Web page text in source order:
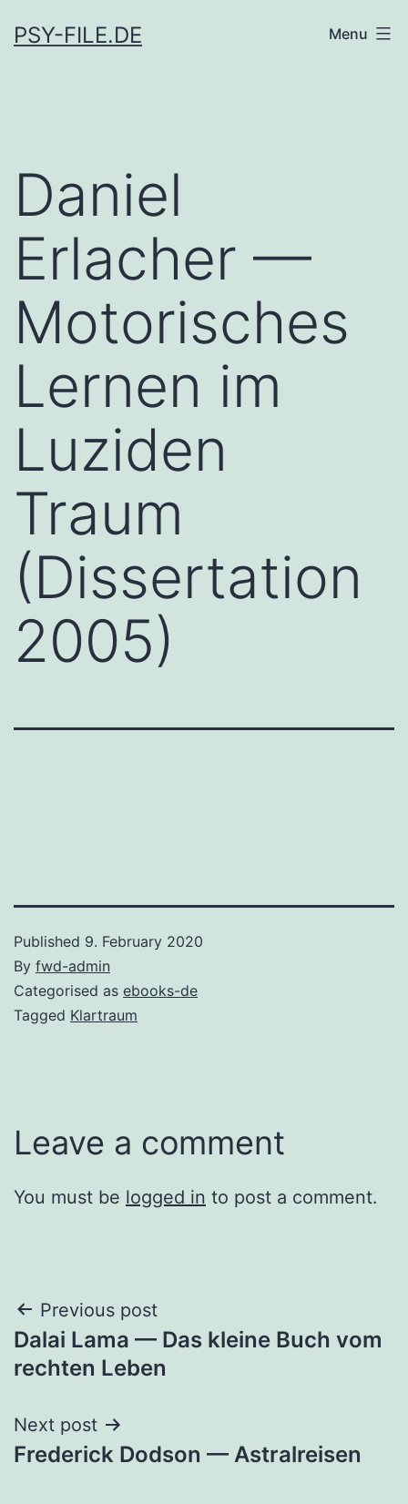
toPSY-FILE.DE Menu
Daniel
Erlacher —
Motorisches
Lernen im
Luziden
Traum
(Dissertation
2005)
Published 9. February 2020
By fwd-admin
Categorised as ebooks-de
Tagged Klartraum
Leave a comment
You must be logged in to post a comment.
Post
navigation
Previous post
Dalai Lama — Das kleine Buch vom
rechten Leben
Next post
Frederick Dodson — Astralreisen